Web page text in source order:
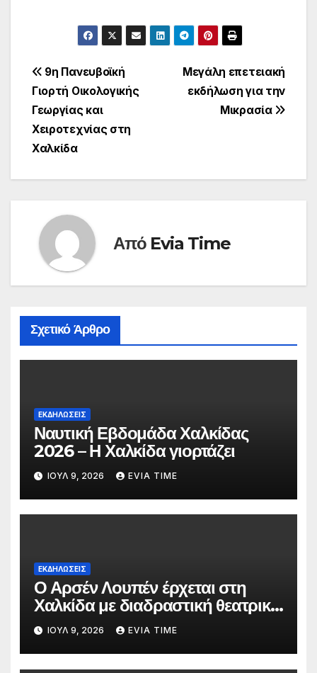
Πλοήγηση
άρθρων
Μεγάλη επετειακή
εκδήλωση για την
Μικρασία
9η Πανευβοϊκή
Γιορτή Οικολογικής
Γεωργίας και
Χειροτεχνίας στη
Χαλκίδα
Από Evia Time
Σχετικό Άρθρο
ΕΚΔΗΛΩΣΕΙΣ
Ναυτική Εβδομάδα Χαλκίδας
2026 – Η Χαλκίδα γιορτάζει
ΙΟΎΛ 9, 2026 EVIA TIME
ΕΚΔΗΛΩΣΕΙΣ
Ο Αρσέν Λουπέν έρχεται στη
Χαλκίδα με διαδραστική θεατρική
παράσταση
ΙΟΎΛ 9, 2026 EVIA TIME